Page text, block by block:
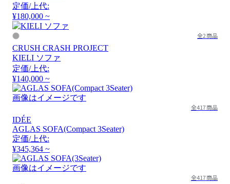
定価/上代:
¥180,000 ~
全2商品
CRUSH CRASH PROJECT
KIELI ソファ
定価/上代:
¥140,000 ~
画像はイメージです
全417商品
IDÉE
AGLAS SOFA(Compact 3Seater)
定価/上代:
¥345,364 ~
画像はイメージです
全417商品